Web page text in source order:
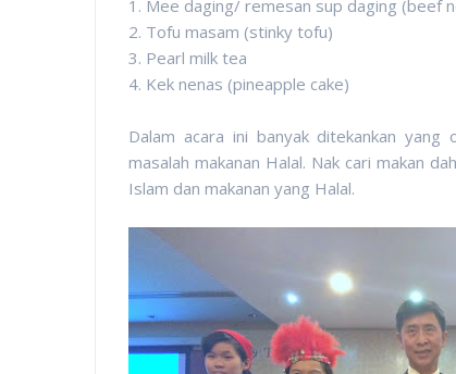
1. Mee daging/ remesan sup daging (beef
2. Tofu masam (stinky tofu)
3. Pearl milk tea
4. Kek nenas (pineapple cake)
Dalam acara ini banyak ditekankan
masalah makanan Halal. Nak cari makan
Islam dan makanan yang Halal.